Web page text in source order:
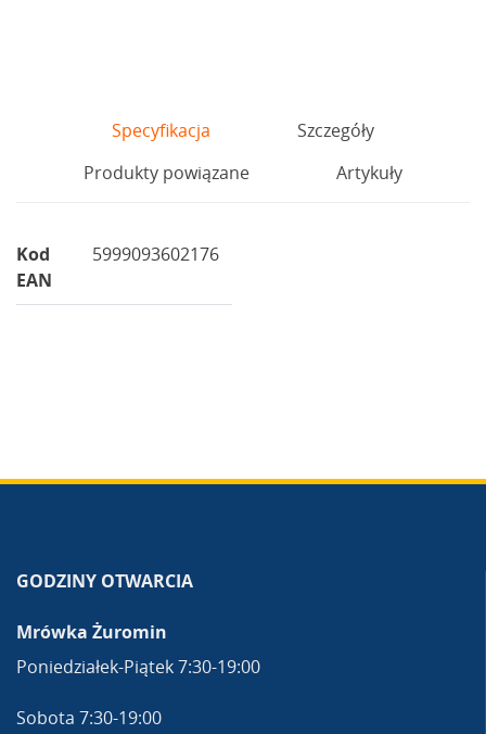
Specyfikacja
Szczegóły
Produkty powiązane
Artykuły
Kod
EAN
5999093602176
GODZINY OTWARCIA
Mrówka Żuromin
Poniedziałek-Piątek 7:30-19:00
Sobota 7:30-19:00